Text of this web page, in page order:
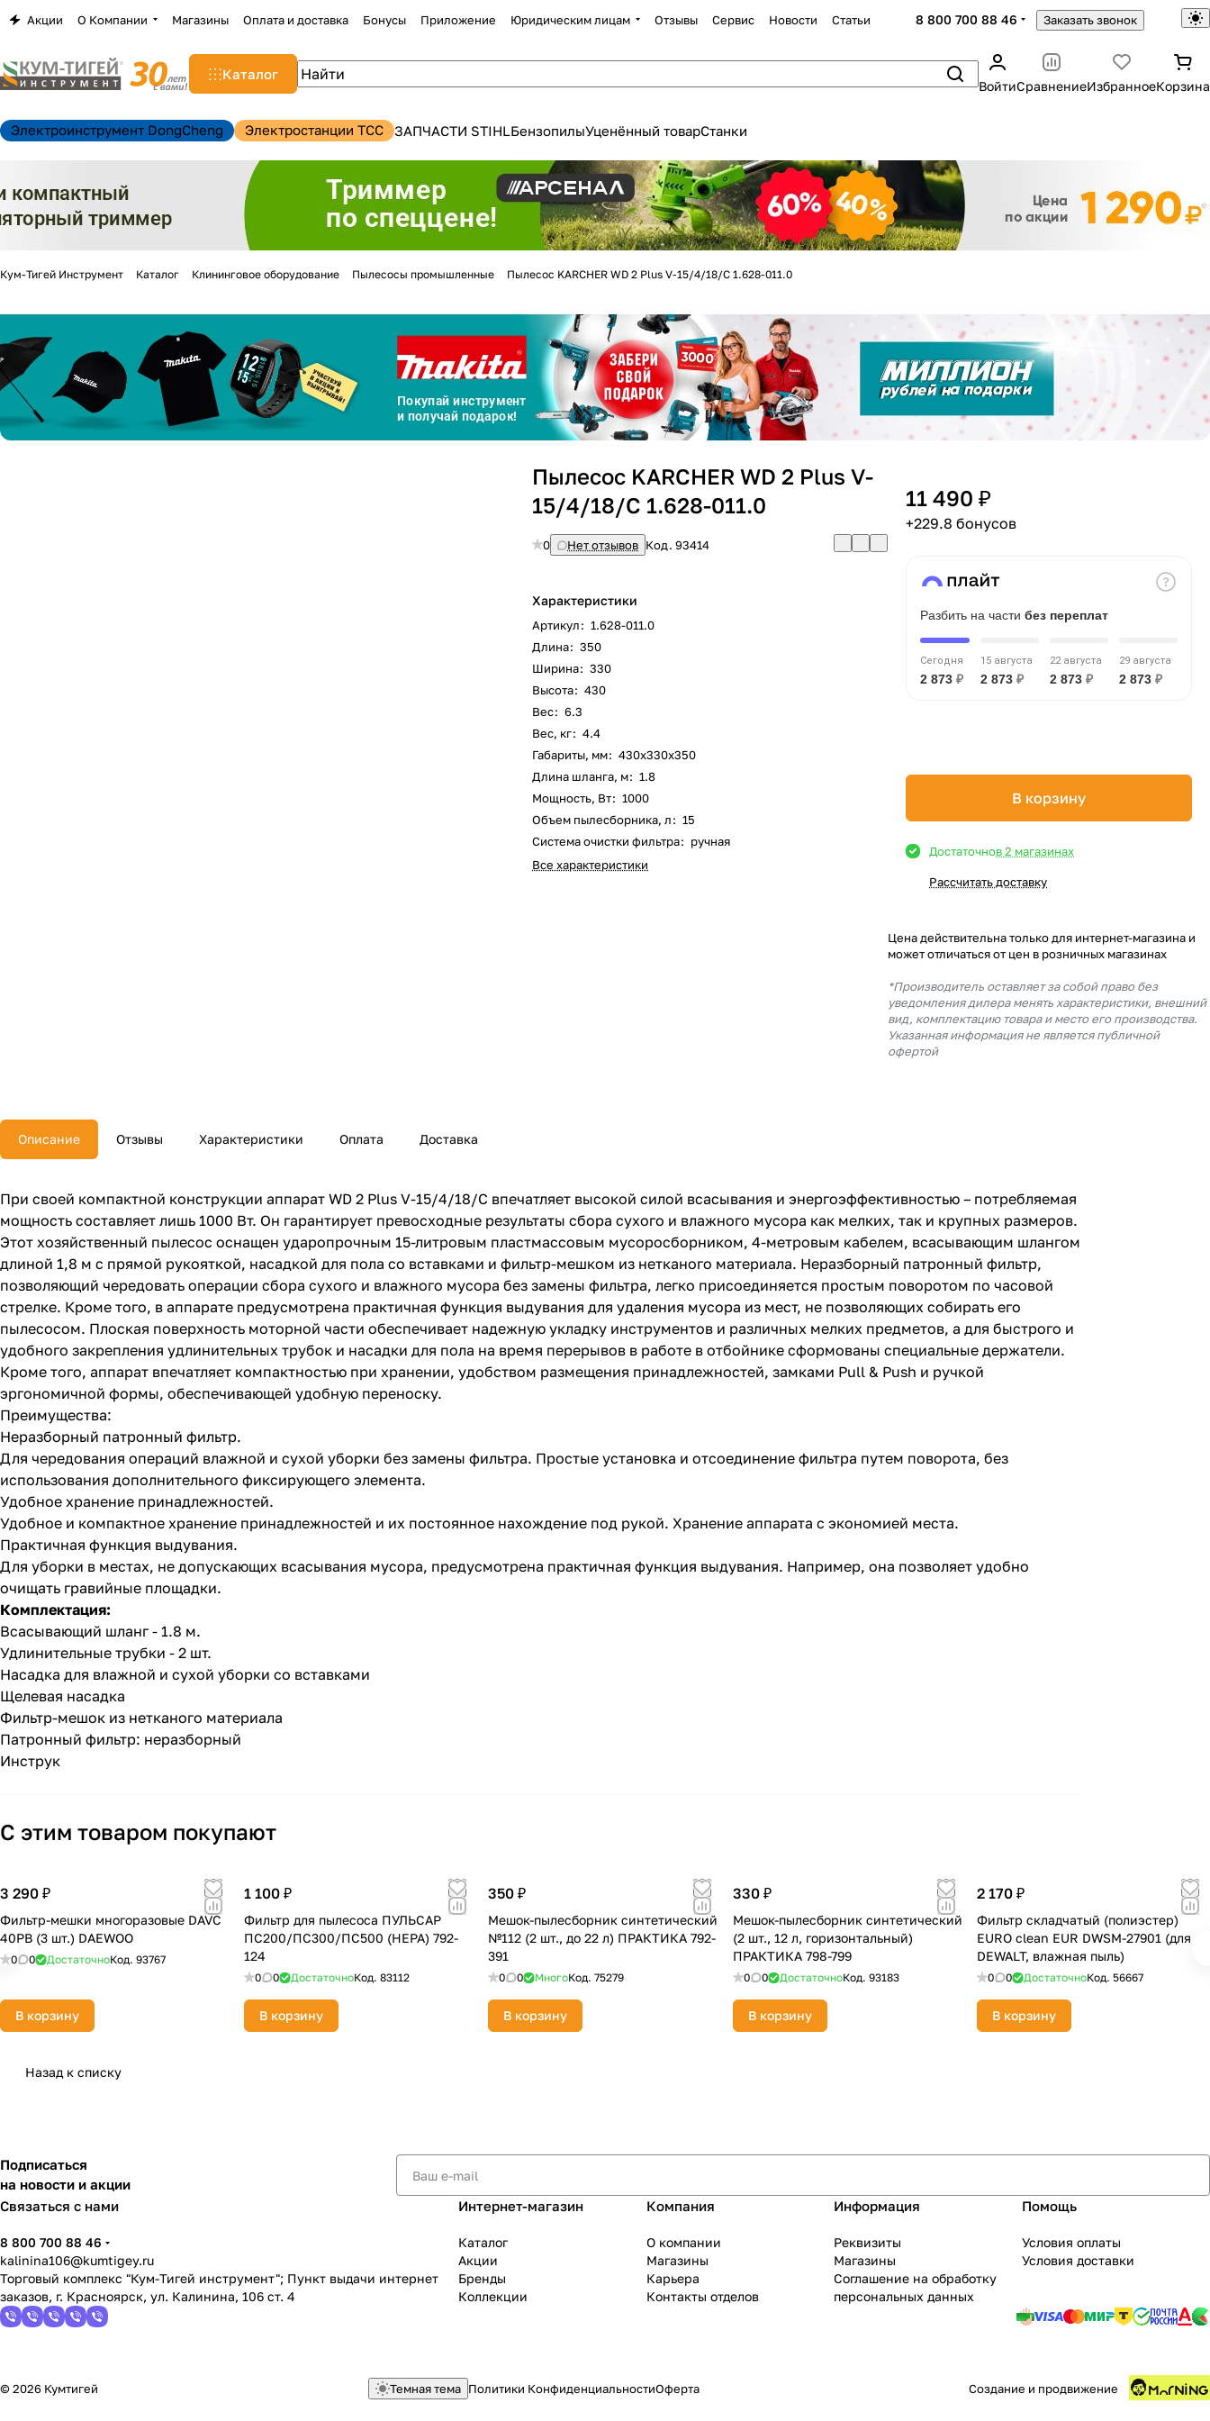
Акции О Компании Магазины Оплата и доставка Бонусы Приложение Юридическим лицам Отзывы Сервис Новости Статьи 8 800 700 88 46 Заказать звонок
Каталог
ВойтиСравнениеИзбранноеКорзина
Электроинструмент DongCheng Электростанции TCC ЗАПЧАСТИ STIHLБензопилыУценённый товарСтанки
Кум-Тигей Инструмент Каталог Клининговое оборудование Пылесосы промышленные Пылесос KARCHER WD 2 Plus V-15/4/18/C 1.628-011.0
Пылесос KARCHER WD 2 Plus V-
15/4/18/C 1.628-011.0
0 Нет отзывов Код.93414
Характеристики
Артикул: 1.628-011.0
Длина: 350
Ширина: 330
Высота: 430
Вес: 6.3
Вес, кг: 4.4
Габариты, мм: 430х330х350
Длина шланга, м: 1.8
Мощность, Вт: 1000
Объем пылесборника, л: 15
Система очистки фильтра: ручная
Все характеристики
11 490 ₽
+229.8 бонусов
Разбить на части без переплат
Сегодня
2 873 ₽
15 августа
2 873 ₽
22 августа
2 873 ₽
29 августа
2 873 ₽
В корзину
Достаточнов 2 магазинах
Рассчитать доставку
Цена действительна только для интернет-магазина и
может отличаться от цен в розничных магазинах
*Производитель оставляет за собой право без
уведомления дилера менять характеристики, внешний
вид, комплектацию товара и место его производства.
Указанная информация не является публичной
офертой
Описание Отзывы Характеристики Оплата Доставка
При своей компактной конструкции аппарат WD 2 Plus V-15/4/18/C впечатляет высокой силой всасывания и энергоэффективностью – потребляемая
мощность составляет лишь 1000 Вт. Он гарантирует превосходные результаты сбора сухого и влажного мусора как мелких, так и крупных размеров.
Этот хозяйственный пылесос оснащен ударопрочным 15-литровым пластмассовым мусоросборником, 4-метровым кабелем, всасывающим шлангом
длиной 1,8 м с прямой рукояткой, насадкой для пола со вставками и фильтр-мешком из нетканого материала. Неразборный патронный фильтр,
позволяющий чередовать операции сбора сухого и влажного мусора без замены фильтра, легко присоединяется простым поворотом по часовой
стрелке. Кроме того, в аппарате предусмотрена практичная функция выдувания для удаления мусора из мест, не позволяющих собирать его
пылесосом. Плоская поверхность моторной части обеспечивает надежную укладку инструментов и различных мелких предметов, а для быстрого и
удобного закрепления удлинительных трубок и насадки для пола на время перерывов в работе в отбойнике сформованы специальные держатели.
Кроме того, аппарат впечатляет компактностью при хранении, удобством размещения принадлежностей, замками Pull & Push и ручкой
эргономичной формы, обеспечивающей удобную переноску.
Преимущества:
Неразборный патронный фильтр.
Для чередования операций влажной и сухой уборки без замены фильтра. Простые установка и отсоединение фильтра путем поворота, без
использования дополнительного фиксирующего элемента.
Удобное хранение принадлежностей.
Удобное и компактное хранение принадлежностей и их постоянное нахождение под рукой. Хранение аппарата с экономией места.
Практичная функция выдувания.
Для уборки в местах, не допускающих всасывания мусора, предусмотрена практичная функция выдувания. Например, она позволяет удобно
очищать гравийные площадки.
Комплектация:
Всасывающий шланг - 1.8 м.
Удлинительные трубки - 2 шт.
Насадка для влажной и сухой уборки со вставками
Щелевая насадка
Фильтр-мешок из нетканого материала
Патронный фильтр: неразборный
Инструк
С этим товаром покупают
3 290 ₽
Фильтр-мешки многоразовые DAVC
40PB (3 шт.) DAEWOO
0 0 ДостаточноКод. 93767
В корзину
1 100 ₽
Фильтр для пылесоса ПУЛЬСАР
ПС200/ПС300/ПС500 (HEPA) 792-
124
0 0 ДостаточноКод.83112
В корзину
350 ₽
Мешок-пылесборник синтетический
№112 (2 шт., до 22 л) ПРАКТИКА 792-
391
0 0 МногоКод.75279
В корзину
330 ₽
Мешок-пылесборник синтетический
(2 шт., 12 л, горизонтальный)
ПРАКТИКА 798-799
0 0 ДостаточноКод. 93183
В корзину
2 170 ₽
Фильтр складчатый (полиэстер)
EURO clean EUR DWSM-27901 (для
DEWALT, влажная пыль)
0 0 ДостаточноКод. 56667
В корзину
Назад к списку
Подписаться
на новости и акции
Связаться с нами
8 800 700 88 46
kalinina106@kumtigey.ru
Торговый комплекс "Кум-Тигей инструмент"; Пункт выдачи интернет
заказов, г. Красноярск, ул. Калинина, 106 ст. 4
Интернет-магазин
Каталог
Акции
Бренды
Коллекции
Компания
О компании
Магазины
Карьера
Контакты отделов
Информация
Реквизиты
Магазины
Соглашение на обработку
персональных данных
Помощь
Условия оплаты
Условия доставки
© 2026 Кумтигей Темная тема Политики КонфиденциальностиОферта Создание и продвижение
Закрыть
Для клиентов всех банков
Разбейтеоплату
на частибез переплат
График платежей
Добавляйте товары
Оплачивайте сегодня только
Получайте товар выбранный способом
Оставшиеся75% будутсписываться
с вашей картыпо25%каждые 2 недели
раз в 2 недели